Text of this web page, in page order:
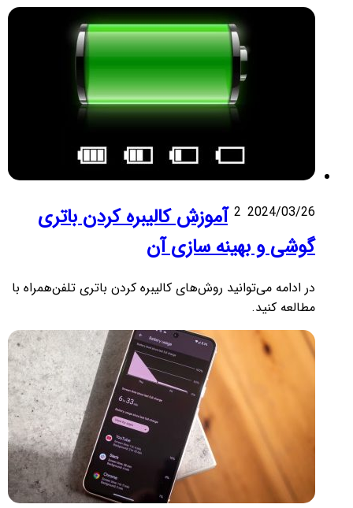
2024/03/26
2 آموزش کالیبره کردن باتری
گوشی و بهینه سازی آن
در ادامه می‌توانید روش‌های کالیبره کردن باتری تلفن‌همراه با
مطالعه کنید.